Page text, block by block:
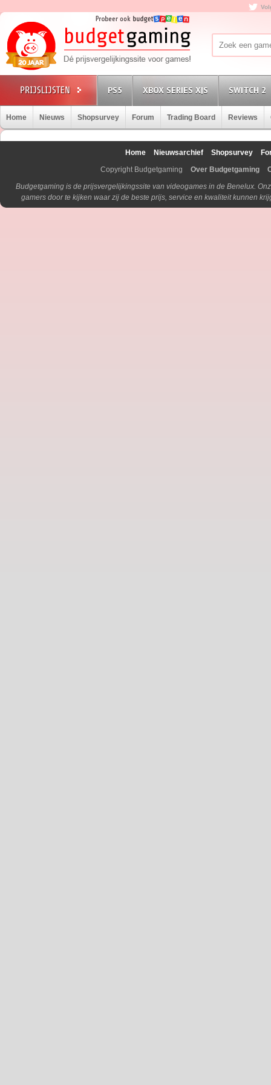
PS5 XBOX SERIES X|S SWITCH 2
Home Nieuws Shopsurvey Forum Trading Board Reviews
Home Nieuwsarchief Shopsurvey
Copyright Budgetgaming
Over Budgetgaming
Budgetgaming is de prijsvergelijkingssite van videogames in de Benelux.
gamers door te kijken waar zij de beste prijs, service en kwaliteit kunnen